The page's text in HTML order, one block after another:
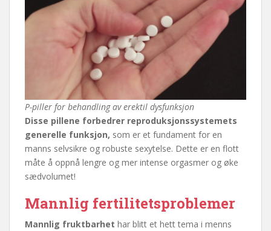
P-piller for behandling av erektil dysfunksjon
Disse pillene forbedrer reproduksjonssystemets
generelle funksjon, som er et fundament for en
manns selvsikre og robuste sexytelse. Dette er en flott
måte å oppnå lengre og mer intense orgasmer og øke
sædvolumet!
Mannlig fertilitetsproblemer
Mannlig fruktbarhet har blitt et hett tema i menns